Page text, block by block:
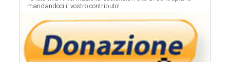
mandandoci il vostro contributo!